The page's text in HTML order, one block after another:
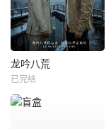
龙吟八荒
已完结